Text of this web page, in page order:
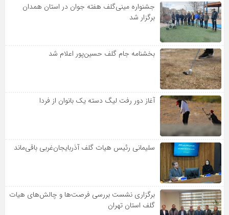
جشنواره مینی‌گلف هفته جوان در استان همدان
برگزار شد
بخشنامه جام گلف حسین‌پور اعلام شد
آغاز دور رفت لیگ دسته یک بانوان از فردا
سلیمانی رئیس هیات گلف آذربایجان‌غربی باقی‌ماند
برگزاری نشست بررسی فرصت‌ها و چالش‌های هیات
گلف استان تهران